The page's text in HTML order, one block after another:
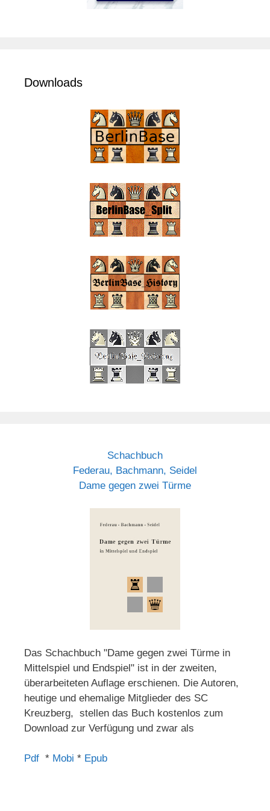
Downloads
Schachbuch
Federau, Bachmann, Seidel
Dame gegen zwei Türme
Das Schachbuch "Dame gegen zwei Türme in
Mittelspiel und Endspiel" ist in der zweiten,
überarbeiteten Auflage erschienen. Die Autoren,
heutige und ehemalige Mitglieder des SC
Kreuzberg, stellen das Buch kostenlos zum
Download zur Verfügung und zwar als
Pdf * Mobi * Epub